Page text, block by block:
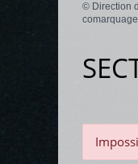
© Direction